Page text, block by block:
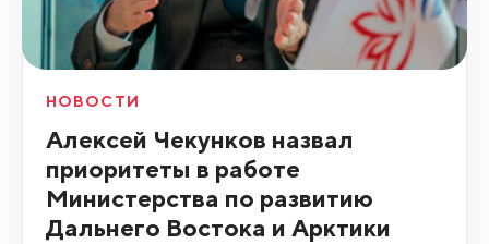
НОВОСТИ
Алексей Чекунков назвал
приоритеты в работе
Министерства по развитию
Дальнего Востока и Арктики